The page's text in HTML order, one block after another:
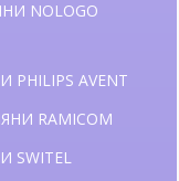
NOLOGO
AVENT
RAMICOM
SWITEL